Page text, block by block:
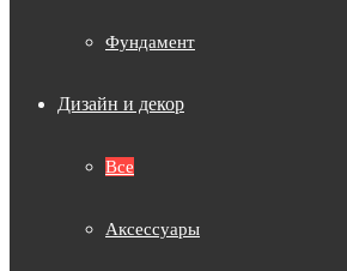
Фундамент
Дизайн и декор
Все
Аксессуары